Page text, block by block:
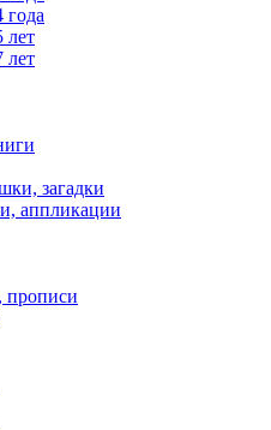
лет
лет
загадки
аппликации
прописи